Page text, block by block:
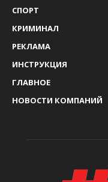
СПОРТ
КРИМИНАЛ
РЕКЛАМА
ИНСТРУКЦИЯ
ГЛАВНОЕ
НОВОСТИ КОМПАНИЙ